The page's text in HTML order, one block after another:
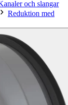
och slangar
Reduktion med